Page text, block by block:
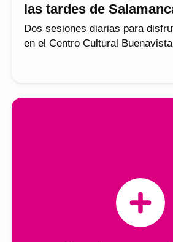
las tardes de
Dos sesiones diarias para
en el Centro Cultural